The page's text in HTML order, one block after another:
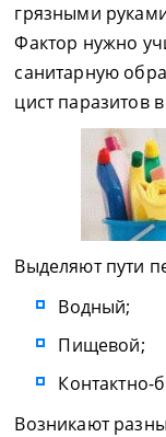
грязными
Фактор нужно
санитарную
цист паразитов
Выделяют пути
Водный;
Пищевой;
Контактно-
Возникают